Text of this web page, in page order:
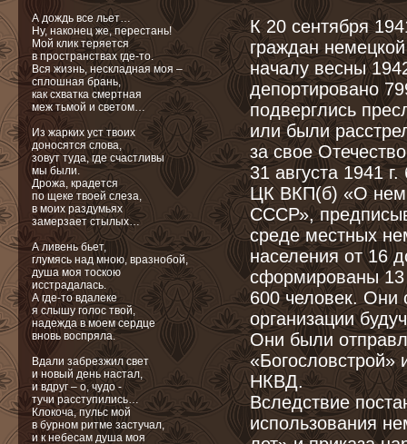
К 20 сентября
граждан
началу весны
депортировано
подверглись
или были
за свое
31 августа 1941
ЦК ВКП(б) «О
СССР»,
среде местных
населения от 16
сформированы 13
600 человек. Они
организации
Они были
НКВД.
Вследствие
использования
А дождь все льет…
Ну, наконец же, перестань!
Мой клик теряется
в пространствах где-то.
Вся жизнь, нескладная моя –
сплошная брань,
как схватка смертная
меж тьмой и светом…
Из жарких уст твоих
доносятся слова,
зовут туда, где счастливы
мы были.
Дрожа, крадется
по щеке твоей слеза,
в моих раздумьях
замерзает стылых…
А ливень бьет,
глумясь над мною, вразнобой,
душа моя тоскою
исстрадалась.
А где-то вдалеке
я слышу голос твой,
надежда в моем сердце
вновь воспряла.
Вдали забрезжил свет
и новый день настал,
и вдруг – о, чудо -
тучи раcступились…
Клокоча, пульс мой
в бурном ритме застучал,
и к небесам душа моя